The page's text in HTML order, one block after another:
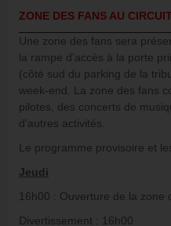
ZONE DES FANS AU CIRCUIT
Une zone des fans sera
la rampe d'accès à la porte
(côté sud du parking de la
week-end. La zone des fans
pilotes, des concerts de
d'autres activités.
Le programme provisoire et
Jeudi
16h00 : Ouverture de la zone
Divertissement : 16h00